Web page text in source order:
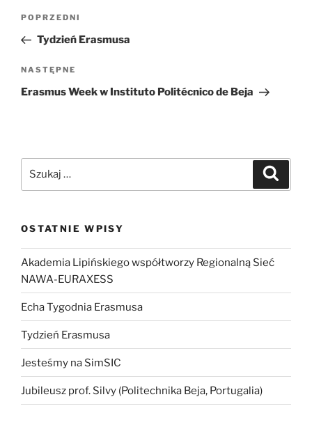
Nawigacja
Poprzedni
wpis
POPRZEDNI
Tydzień Erasmusa
Następny
wpis
NASTĘPNE
Erasmus Week w Instituto Politécnico de Beja
OSTATNIE WPISY
Akademia Lipińskiego współtworzy Regionalną Sieć
NAWA-EURAXESS
Echa Tygodnia Erasmusa
Tydzień Erasmusa
Jesteśmy na SimSIC
Jubileusz prof. Silvy (Politechnika Beja, Portugalia)